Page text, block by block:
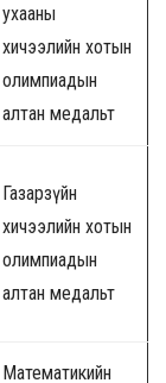
ухааны
хичээлийн хотын
олимпиадын
алтан медальт
Газарзүйн
хичээлийн хотын
олимпиадын
алтан медальт
Математикийн